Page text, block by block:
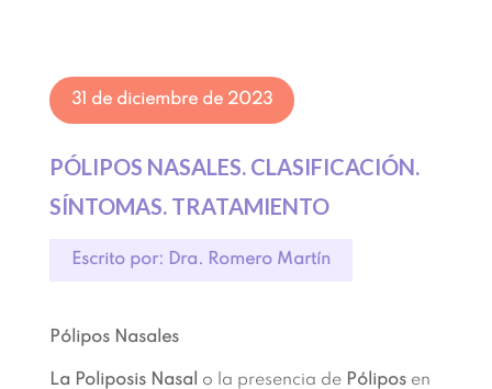
31 de diciembre de 2023
PÓLIPOS NASALES. CLASIFICACIÓN.
SÍNTOMAS. TRATAMIENTO
Escrito por: Dra. Romero Martín
Pólipos Nasales
La Poliposis Nasal o la presencia de Póliposen